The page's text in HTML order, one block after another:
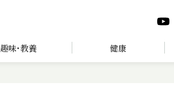
趣味･教養 健康